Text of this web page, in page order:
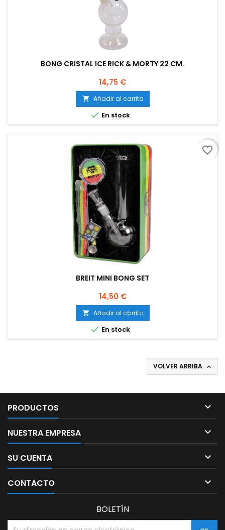
BONG CRISTAL ICE RICK & MORTY 22 CM.
Precio
14,75 €
 Añadir al carrito
 En stock
BREIT MINI BONG SET
Precio
14,50 €
 Añadir al carrito
 En stock
favorite_border
VOLVER ARRIBA 
PRODUCTOS 
NUESTRA EMPRESA 
SU CUENTA 
CONTACTO 
BOLETÍN